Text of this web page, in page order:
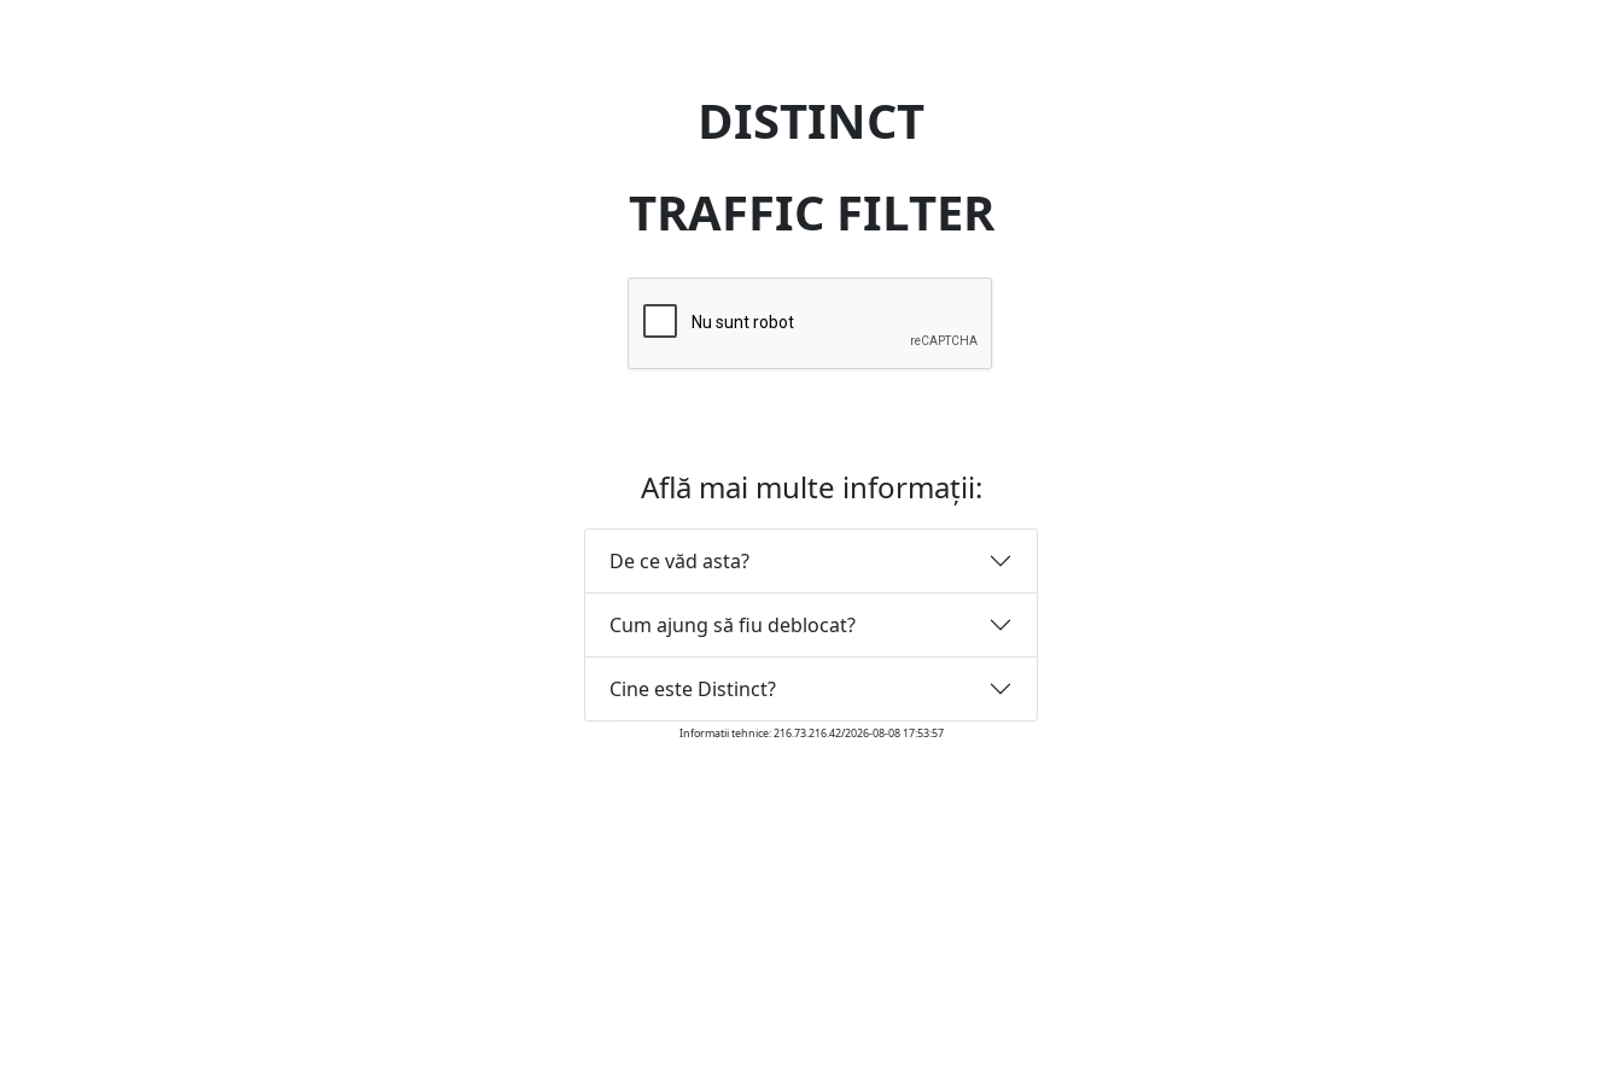
DISTINCT
TRAFFIC FILTER
Află mai multe informații:
De ce văd asta?
Cum ajung să fiu deblocat?
Cine este Distinct?
Informatii tehnice: 216.73.216.42/2026-08-08 17:53:57